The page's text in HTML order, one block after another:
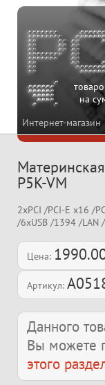
Интернет-магазин
на
P5K-VM
2xPCI /PCI-E x16 /
/6xUSB /1394 /LAN
Цена:
Артикул:
Данного
Вы можете
этого